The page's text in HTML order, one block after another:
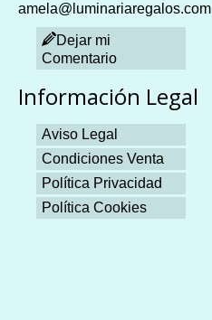
amela@luminariaregalos.com
Dejar mi
Comentario
Información Legal
Aviso Legal
Condiciones Venta
Política Privacidad
Política Cookies